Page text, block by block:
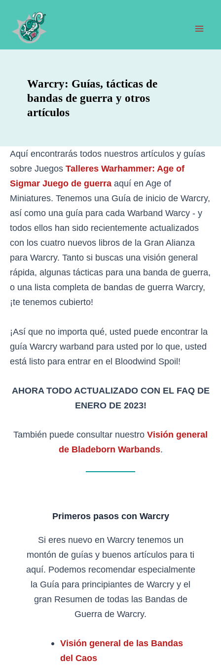
contenido
Warcry: Guías, tácticas de
bandas de guerra y otros
artículos
Aquí encontrarás todos nuestros artículos y guías
sobre Juegos Talleres Warhammer: Age of
Sigmar Juego de guerra aquí en Age of
Miniatures. Tenemos una Guía de inicio de Warcry,
así como una guía para cada Warband Warcy - y
todos ellos han sido recientemente actualizados
con los cuatro nuevos libros de la Gran Alianza
para Warcry. Tanto si buscas una visión general
rápida, algunas tácticas para una banda de guerra,
o una lista completa de bandas de guerra Warcry,
¡te tenemos cubierto!
¡Así que no importa qué, usted puede encontrar la
guía Warcry warband para usted por lo que, usted
está listo para entrar en el Bloodwind Spoil!
AHORA TODO ACTUALIZADO CON EL FAQ DE
ENERO DE 2023!
También puede consultar nuestro Visión general
de Bladeborn Warbands.
Primeros pasos con Warcry
Si eres nuevo en Warcry tenemos un
montón de guías y buenos artículos para ti
aquí. Podemos recomendar especialmente
la Guía para principiantes de Warcry y el
gran Resumen de todas las Bandas de
Guerra de Warcry.
Visión general de las Bandas
del Caos